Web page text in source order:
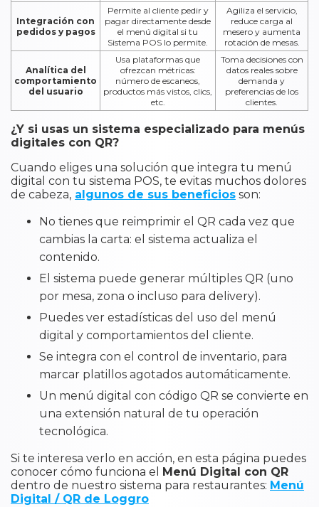
Integración con
pedidos y pagos
Permite al cliente pedir y
pagar directamente desde
el menú digital si tu
Sistema POS lo permite.
Agiliza el servicio,
reduce carga al
mesero y aumenta
rotación de mesas.
Analítica del
comportamiento
del usuario
Usa plataformas que
ofrezcan métricas:
número de escaneos,
productos más vistos, clics,
etc.
Toma decisiones con
datos reales sobre
demanda y
preferencias de los
clientes.
¿Y si usas un sistema especializado para menús
digitales con QR?
Cuando eliges una solución que integra tu menú
digital con tu sistema POS, te evitas muchos dolores
de cabeza, algunos de sus beneficios son:
No tienes que reimprimir el QR cada vez que
cambias la carta: el sistema actualiza el
contenido.
El sistema puede generar múltiples QR (uno
por mesa, zona o incluso para delivery).
Puedes ver estadísticas del uso del menú
digital y comportamientos del cliente.
Se integra con el control de inventario, para
marcar platillos agotados automáticamente.
Un menú digital con código QR se convierte en
una extensión natural de tu operación
tecnológica.
Si te interesa verlo en acción, en esta página puedes
conocer cómo funciona el Menú Digital con QR
dentro de nuestro sistema para restaurantes: Menú
Digital / QR de Loggro